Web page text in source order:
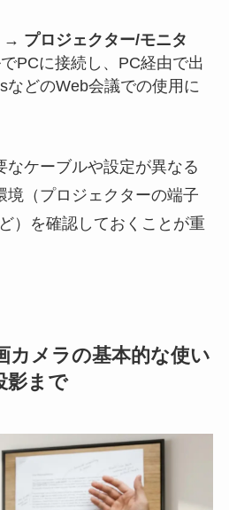
プロジェクター/モニタ
PCに接続し、PC経由で出
などのWeb会議での使用に
なケーブルや設定が異なる
境（プロジェクターの端子
）を確認しておくことが重
カメラの基本的な使い
影まで